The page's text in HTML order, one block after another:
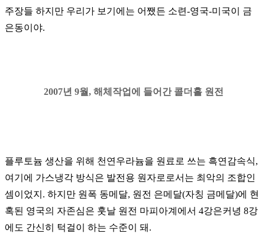
주장들 하지만 우리가 보기에는 어쨌든 소련-영국-미국이 금
은동이야.
2007년 9월, 해체작업에 들어간 콜더홀 원전
플루토늄 생산을 위해 천연우라늄을 원료로 쓰는 흑연감속식,
여기에 가스냉각 방식은 발전용 원자로로서는 최악의 조합인
셈이었지 . 하지만 원폭 동메달, 원전 은메달(자칭 금메달)에 현
혹된 영국의 자존심은 훗날 원전 마피아계에서 4강은커녕 8강
에도 간신히 턱걸이 하는 수준이 돼.